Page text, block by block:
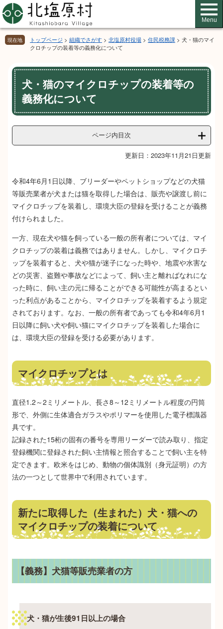
ペ
ー
ジ
の
先
メ
ニ
ュ
ー
を
Menu
現在地 トップページ > 組織でさがす > 北塩原村役場 > 住民税務課 > 犬・猫のマイ
クロチップの装着等の義務化について
本
文
犬・猫のマイクロチップの装着等の
義務化について
ページ内目次
更新日：2023年11月21日更新
令和4年6月1日以降、ブリーダーやペットショップなどの犬猫
等販売業者が犬または猫を取得した場合は、販売や譲渡し前に
マイクロチップを装着し、環境大臣の登録を受けることが義務
付けられました。
一方、現在犬や猫を飼っている一般の所有者については、マイ
クロチップの装着は義務ではありません。しかし、マイクロチ
ップを装着すると、犬や猫が迷子になった時や、地震や水害な
どの災害、盗難や事故などによって、飼い主と離ればなれにな
った時に、飼い主の元に帰ることができる可能性が高まるとい
った利点があることから、マイクロチップを装着するよう規定
されております。なお、一般の所有者であっても令和4年6月1
日以降に飼い犬や飼い猫にマイクロチップを装着した場合に
は、環境大臣の登録を受ける必要があります。
マイクロチップとは
直径1.2～2ミリメートル、長さ8～12ミリメートル程度の円筒
形で、外側に生体適合ガラスやポリマーを使用した電子標識器
具です。
記録された15桁の固有の番号を専用リーダーで読み取り、指定
登録機関に登録された飼い主情報と照合することで飼い主を特
定できます。欧米をはじめ、動物の個体識別（身元証明）の方
法の一つとして世界中で利用されています。
新たに取得した（生まれた）犬・猫への
マイクロチップの装着について
【義務】犬猫等販売業者の方
犬・猫が生後91日以上の場合